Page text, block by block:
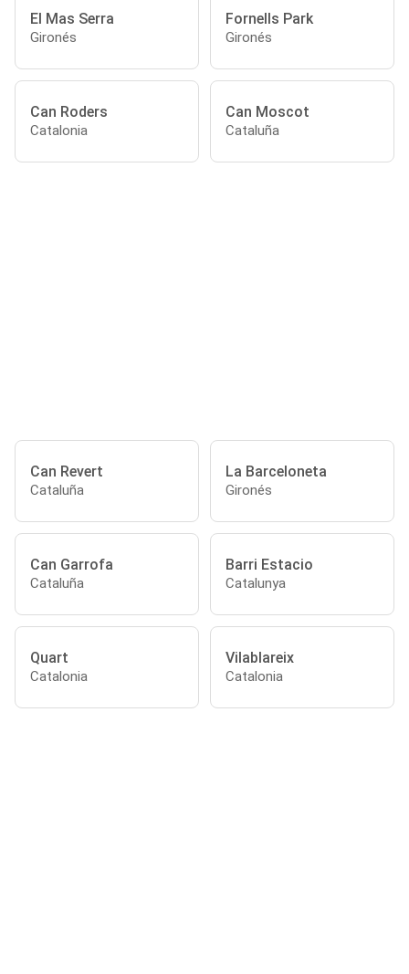
El Mas Serra
Gironés
Fornells Park
Gironés
Can Roders
Catalonia
Can Moscot
Cataluña
Can Revert
Cataluña
La Barceloneta
Gironés
Can Garrofa
Cataluña
Barri Estacio
Catalunya
Quart
Catalonia
Vilablareix
Catalonia